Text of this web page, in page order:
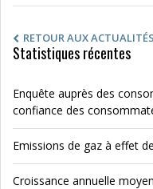
RETOUR AUX ACTUALITÉS
Statistiques récentes
Enquête auprès des
confiance des
Emissions de gaz à effet
Croissance annuelle